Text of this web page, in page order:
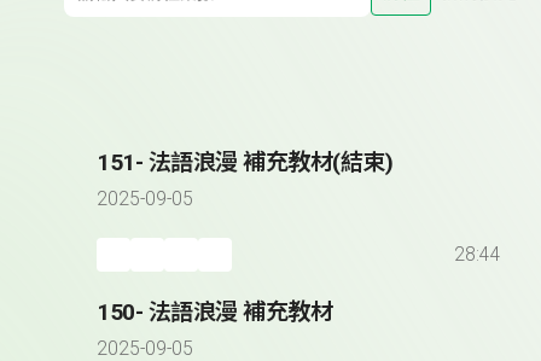
151- 法語浪漫 補充教材(結束)
2025-09-05
28:44
150- 法語浪漫 補充教材
2025-09-05